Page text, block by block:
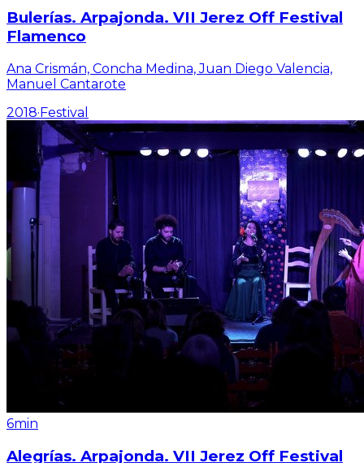
Bulerías. Arpajonda. VII Jerez Off Festival
Flamenco
Ana Crismán, Concha Medina, Juan Diego Valencia,
Manuel Cantarote
2018·Festival
6min
Alegrías. Arpajonda. VII Jerez Off Festival